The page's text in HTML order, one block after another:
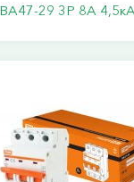
29 3Р 8А